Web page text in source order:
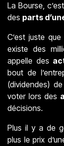
La Bourse,
des parts
C’est juste
existe des
appelle des
bout de
(dividendes)
voter lors des
décisions.
Plus il y a de
plus le prix